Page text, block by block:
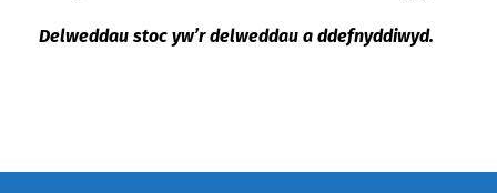
Delweddau stoc yw’r delweddau a ddefnyddiwyd.